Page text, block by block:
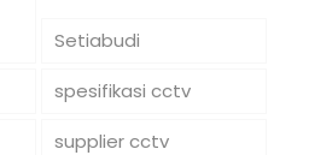
Setiabudi
spesifikasi cctv
supplier cctv